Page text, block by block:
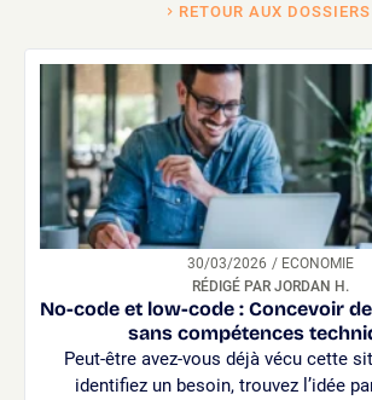
RETOUR AUX DOSSIERS
30/03/2026
/ ECONOMIE
RÉDIGÉ PAR JORDAN H.
No-code et low-code : Concevoir
sans compétences
Peut-être avez-vous déjà vécu cette
identifiez un besoin, trouvez l’idée